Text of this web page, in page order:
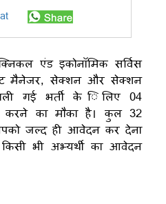
एंड इकोनॉमिक सर्विस
मैनेजर, सेक्शन और सेक्शन
गई भर्ती के िलिए 04
का मौका है। कुल 32
जल्द ही आवेदन कर देना
भी अभ्यर्थी का आवेदन